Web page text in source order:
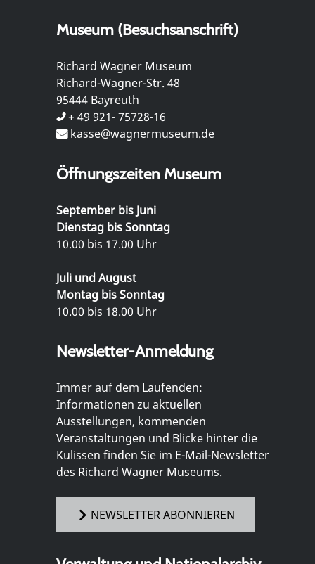
Museum (Besuchsanschrift)
Richard Wagner Museum
Richard-Wagner-Str. 48
95444 Bayreuth
+ 49 921- 75728-16
kasse@wagnermuseum.de
Öffnungszeiten Museum
September bis Juni
Dienstag bis Sonntag
10.00 bis 17.00 Uhr
Juli und August
Montag bis Sonntag
10.00 bis 18.00 Uhr
Newsletter-Anmeldung
Immer auf dem Laufenden:
Informationen zu aktuellen
Ausstellungen, kommenden
Veranstaltungen und Blicke hinter die
Kulissen finden Sie im E-Mail-Newsletter
des Richard Wagner Museums.
NEWSLETTER ABONNIEREN